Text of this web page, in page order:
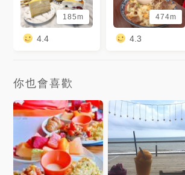
185m
4.4
474m
4.3
你也會喜歡